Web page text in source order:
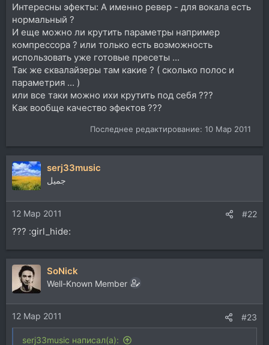
Интересны эфекты: А именно ревер - для вокала есть
нормальный ?
И еще можно ли крутить параметры например
компрессора ? или только есть возможность
использовать уже готовые пресеты ...
Так же єквалайзеры там какие ? ( сколько полос и
параметрия ... )
или все таки можно ихи крутить под себя ???
Как вообще качество эфектов ???
Последнее редактирование: 10 Мар 2011
serj33music
جميل
12 Мар 2011 #22
??? :girl_hide:
SoNick
Well-Known Member
12 Мар 2011 #23
serj33music написал(а):